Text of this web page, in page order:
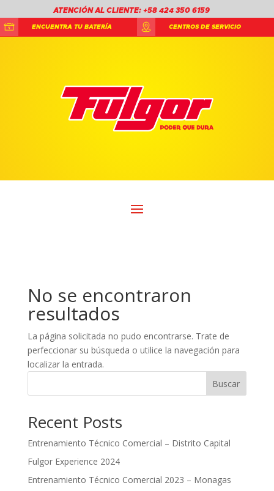
ATENCIÓN AL CLIENTE: +58 424 350 6159
ENCUENTRA TU BATERÍA CENTROS DE SERVICIO
No se encontraron
resultados
La página solicitada no pudo encontrarse. Trate de
perfeccionar su búsqueda o utilice la navegación para
localizar la entrada.
Buscar
Recent Posts
Entrenamiento Técnico Comercial – Distrito Capital
Fulgor Experience 2024
Entrenamiento Técnico Comercial 2023 – Monagas